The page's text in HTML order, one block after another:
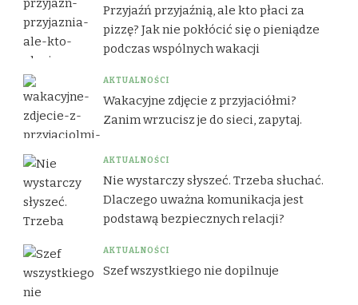
Przyjaźń przyjaźnią, ale kto płaci za
pizzę? Jak nie pokłócić się o pieniądze
podczas wspólnych wakacji
AKTUALNOŚCI
Wakacyjne zdjęcie z przyjaciółmi?
Zanim wrzucisz je do sieci, zapytaj.
AKTUALNOŚCI
Nie wystarczy słyszeć. Trzeba słuchać.
Dlaczego uważna komunikacja jest
podstawą bezpiecznych relacji?
AKTUALNOŚCI
Szef wszystkiego nie dopilnuje